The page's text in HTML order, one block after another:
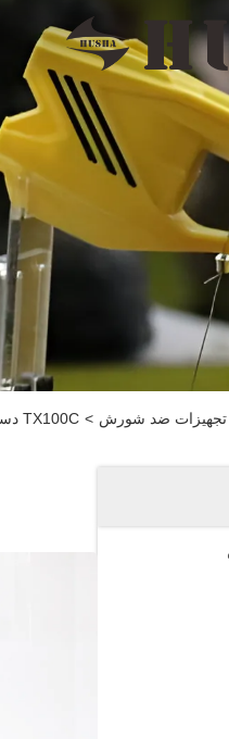
تجهیزات ضد شورش > TX100C دستگاه اجرای قانون یک شات حرفه ای شلیک آسان برای استفاده